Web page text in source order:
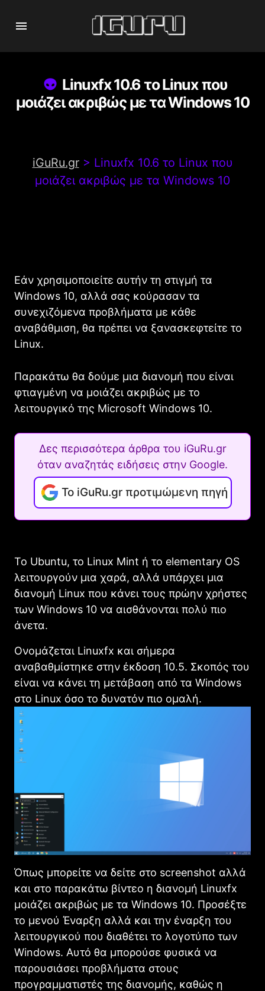
Linuxfx 10.6 το Linux που
μοιάζει ακριβώς με τα Windows 10
iGuRu.gr> Linuxfx 10.6 το Linux που
μοιάζει ακριβώς με τα Windows 10
Εάν χρησιμοποιείτε αυτήν τη στιγμή τα
Windows 10, αλλά σας κούρασαν τα
συνεχιζόμενα προβλήματα με κάθε
αναβάθμιση, θα πρέπει να ξανασκεφτείτε το
Linux.
Παρακάτω θα δούμε μια διανομή που είναι
φτιαγμένη να μοιάζει ακριβώς με το
λειτουργικό της Microsoft Windows 10.
Δες περισσότερα άρθρα του iGuRu.gr
όταν αναζητάς ειδήσεις στην Google.
Το iGuRu.gr προτιμώμενη πηγή
Το Ubuntu, το Linux Mint ή το elementary OS
λειτουργούν μια χαρά, αλλά υπάρχει μια
διανομή Linux που κάνει τους πρώην χρήστες
των Windows 10 να αισθάνονται πολύ πιο
άνετα.
Ονομάζεται Linuxfx και σήμερα
αναβαθμίστηκε στην έκδοση 10.5. Σκοπός του
είναι να κάνει τη μετάβαση από τα Windows
στο Linux όσο το δυνατόν πιο ομαλή.
Όπως μπορείτε να δείτε στο screenshot αλλά
και στο παρακάτω βίντεο η διανομή Linuxfx
μοιάζει ακριβώς με τα Windows 10. Προσέξτε
το μενού Έναρξη αλλά και την έναρξη του
λειτουργικού που διαθέτει το λογοτύπο των
Windows. Αυτό θα μπορούσε φυσικά να
παρουσιάσει προβλήματα στους
προγραμματιστές της διανομής, καθώς η